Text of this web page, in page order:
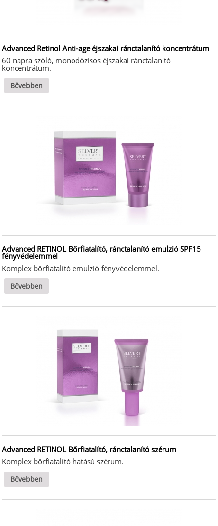
Advanced Retinol Anti-age éjszakai ránctalanító koncentrátum
60 napra szóló, monodózisos éjszakai ránctalanító
koncentrátum.
Bővebben
Advanced RETINOL Bőrfiatalító, ránctalanító emulzió SPF15
fényvédelemmel
Komplex bőrfiatalító emulzió fényvédelemmel.
Bővebben
Advanced RETINOL Bőrfiatalító, ránctalanító szérum
Komplex bőrfiatalító hatású szérum.
Bővebben